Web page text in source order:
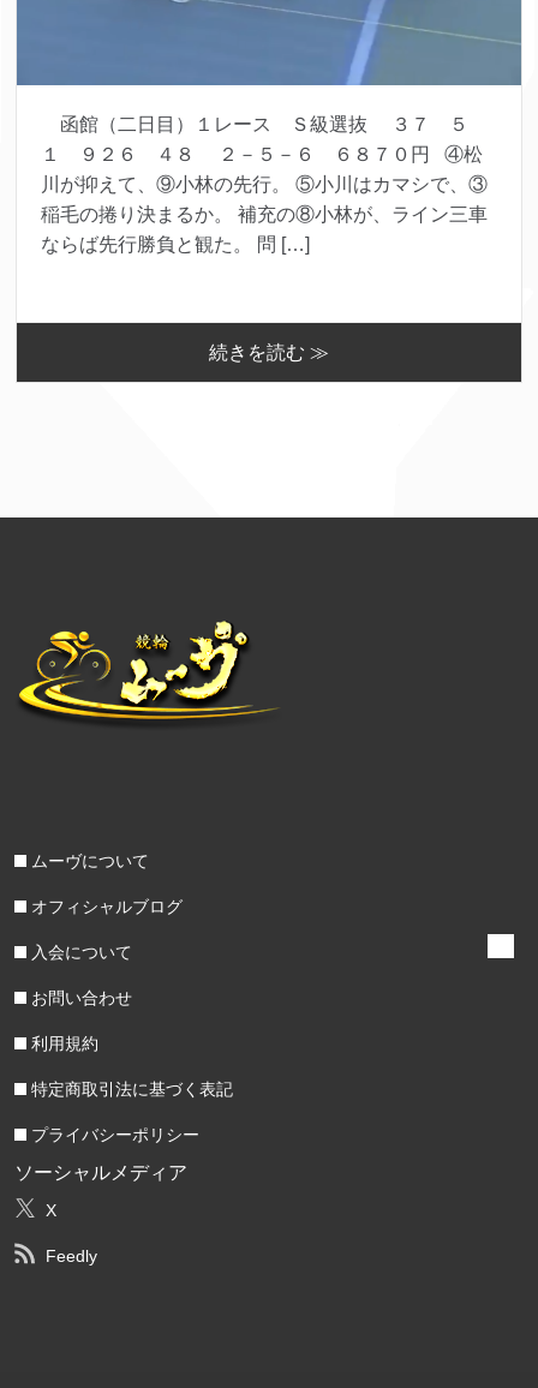
函館（二日目）１レース Ｓ級選抜 ３７ ５
１ ９２６ ４８ ２－５－６ ６８７０円 ④松
川が抑えて、⑨小林の先行。 ⑤小川はカマシで、③
稲毛の捲り決まるか。 補充の⑧小林が、ライン三車
ならば先行勝負と観た。 問 […]
続きを読む ≫
ムーヴについて
オフィシャルブログ
入会について
お問い合わせ
利用規約
特定商取引法に基づく表記
プライバシーポリシー
ソーシャルメディア
X
Feedly